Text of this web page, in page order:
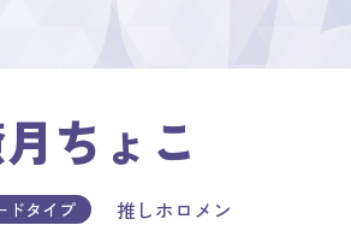
ちょこ
ドタイプ 推しホロメン